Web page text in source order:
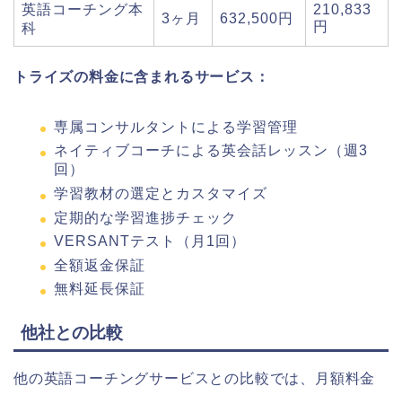
英語コーチング本
科
3ヶ月 632,500円
210,833
円
トライズの料金に含まれるサービス：
専属コンサルタントによる学習管理
ネイティブコーチによる英会話レッスン（週3
回）
学習教材の選定とカスタマイズ
定期的な学習進捗チェック
VERSANTテスト（月1回）
全額返金保証
無料延長保証
他社との比較
他の英語コーチングサービスとの比較では、月額料金